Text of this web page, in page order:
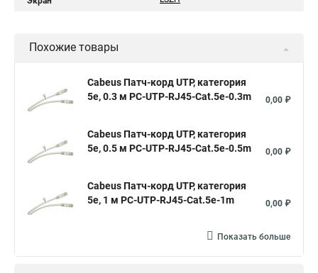
Похожие товары
Cabeus Патч-корд UTP, категория
5e, 0.3 м PC-UTP-RJ45-Cat.5e-0.3m
0,00 ₽
Cabeus Патч-корд UTP, категория
5e, 0.5 м PC-UTP-RJ45-Cat.5e-0.5m
0,00 ₽
Cabeus Патч-корд UTP, категория
5e, 1 м PC-UTP-RJ45-Cat.5e-1m
0,00 ₽
Показать больше